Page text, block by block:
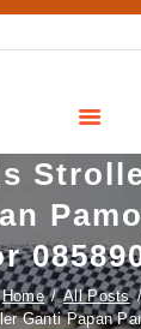
Home All Posts
Ganti Papan